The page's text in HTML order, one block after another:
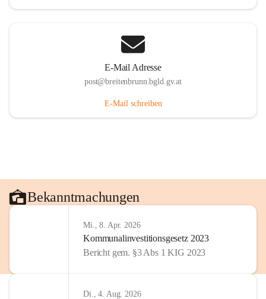
E-Mail Adresse
post@breitenbrunn.bgld.gv.at
E-Mail schreiben
Bekanntmachungen
Mi., 8. Apr. 2026
Kommunalinvestitionsgesetz 2023
Bericht gem. §3 Abs 1 KIG 2023
Di., 4. Aug. 2026